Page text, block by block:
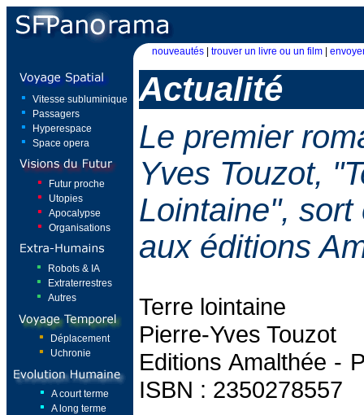
nouveautés trouver un livre ou un film
Vitesse subluminique
Passagers
Hyperespace
Space opera
Futur proche
Utopies
Apocalypse
Organisations
Robots & IA
Extraterrestres
Autres
Déplacement
Uchronie
A court terme
A long terme
Actualité
Le premier
Yves Touzot,
Lointaine",
aux éditions
Terre lointaine
Pierre-Yves Touzot
Editions Amalthée -
ISBN : 2350278557